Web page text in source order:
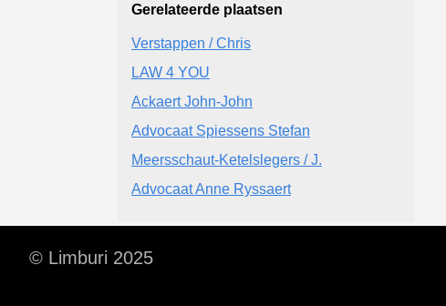
Gerelateerde plaatsen
Verstappen / Chris
LAW 4 YOU
Ackaert John-John
Advocaat Spiessens Stefan
Meersschaut-Ketelslegers / J.
Advocaat Anne Ryssaert
© Limburi 2025